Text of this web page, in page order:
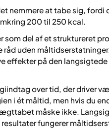
nemmere at tabe sig, fordi
200 til 250 kcal.
som del af et struktureret
uden
effekter på den langsigtede
over tid, der driver
i ét måltid, men hvis du
måske ikke.
fungerer